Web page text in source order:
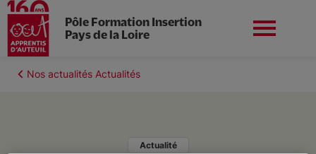
Pôle Formation Insertion
Pays de la Loire
Fil Nos actualités Actualités
Actualité